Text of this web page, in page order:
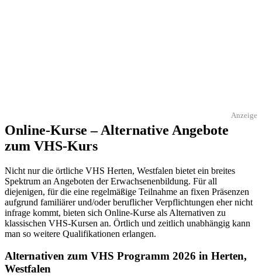
Anzeige
Online-Kurse – Alternative Angebote
zum VHS-Kurs
Nicht nur die örtliche VHS Herten, Westfalen bietet ein breites
Spektrum an Angeboten der Erwachsenenbildung. Für all
diejenigen, für die eine regelmäßige Teilnahme an fixen Präsenzen
aufgrund familiärer und/oder beruflicher Verpflichtungen eher nicht
infrage kommt, bieten sich Online-Kurse als Alternativen zu
klassischen VHS-Kursen an. Örtlich und zeitlich unabhängig kann
man so weitere Qualifikationen erlangen.
Alternativen zum VHS Programm 2026 in Herten,
Westfalen